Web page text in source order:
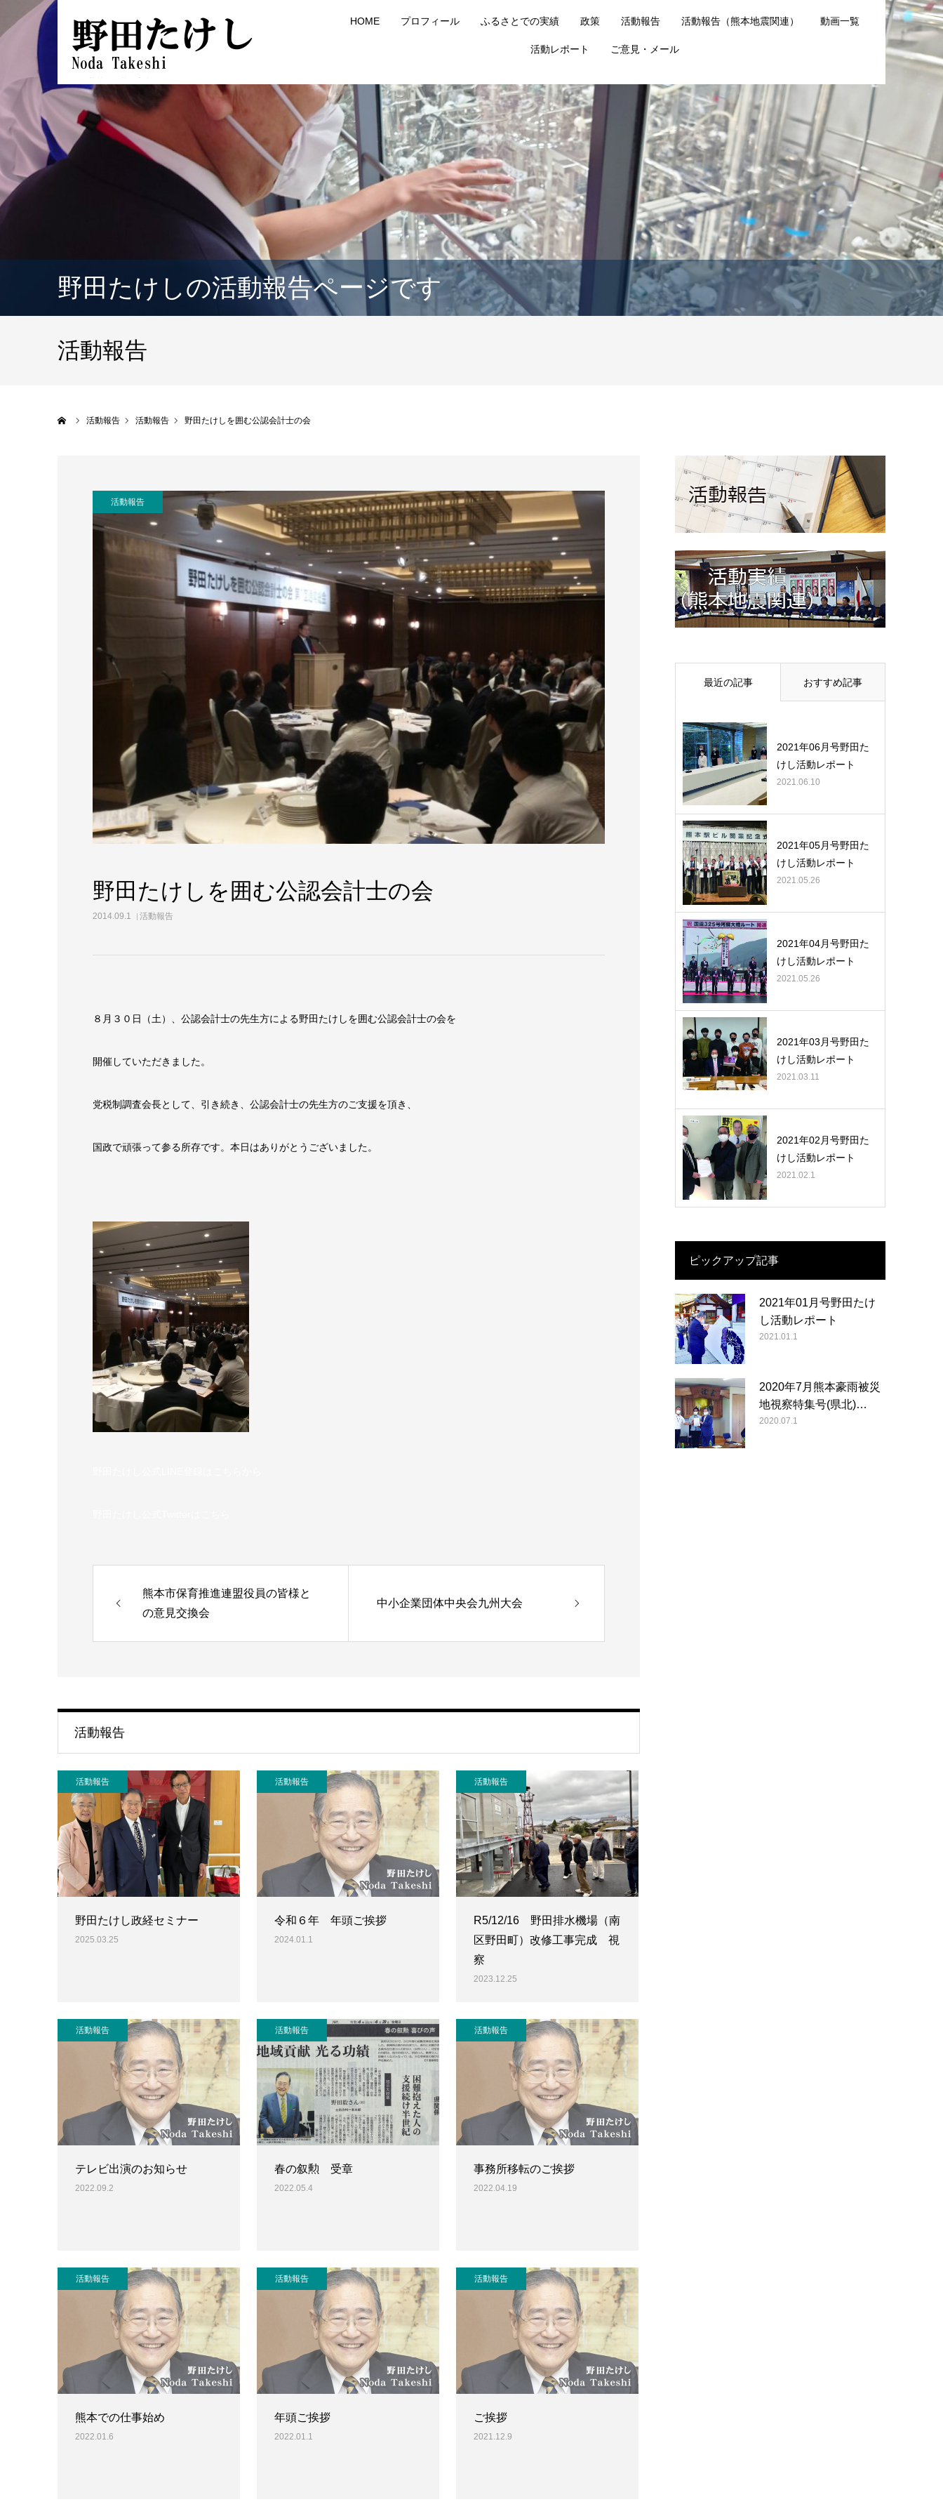
HOME プロフィール ふるさとでの実績 政策 活動報告 活動報告（熊本地震関連） 動画一覧
活動レポート ご意見・メール
野田たけしの活動報告ページです
活動報告
活動報告 活動報告 野田たけしを囲む公認会計士の会
活動報告
野田たけしを囲む公認会計士の会
2014.09.1 活動報告
８月３０日（土）、公認会計士の先生方による野田たけしを囲む公認会計士の会を
開催していただきました。
党税制調査会長として、引き続き、公認会計士の先生方のご支援を頂き、
国政で頑張って参る所存です。本日はありがとうございました。
熊本市保育推進連盟役員の皆様と
の意見交換会
中小企業団体中央会九州大会
活動報告
活動報告
野田たけし政経セミナー
2025.03.25
活動報告
令和６年 年頭ご挨拶
2024.01.1
活動報告
R5/12/16 野田排水機場（南
区野田町）改修工事完成 視
察
2023.12.25
活動報告
テレビ出演のお知らせ
2022.09.2
活動報告
春の叙勲 受章
2022.05.4
活動報告
事務所移転のご挨拶
2022.04.19
活動報告
熊本での仕事始め
2022.01.6
活動報告
年頭ご挨拶
2022.01.1
活動報告
ご挨拶
2021.12.9
最近の記事 おすすめ記事
2021年06月号野田た
けし活動レポート
2021.06.10
2021年05月号野田た
けし活動レポート
2021.05.26
2021年04月号野田た
けし活動レポート
2021.05.26
2021年03月号野田た
けし活動レポート
2021.03.11
2021年02月号野田た
けし活動レポート
2021.02.1
ピックアップ記事
2021年01月号野田たけ
し活動レポート
2021.01.1
2020年7月熊本豪雨被災
地視察特集号(県北)…
2020.07.1